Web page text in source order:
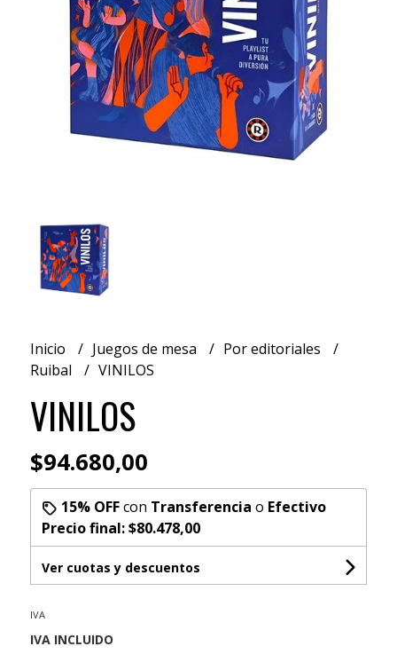
Inicio Juegos de mesa
Por editoriales
Ruibal
VINILOS
VINILOS
$94.680,00
15% OFFcon Transferencia o Efectivo
Precio final:$80.478,00
Ver cuotas y descuentos
IVA